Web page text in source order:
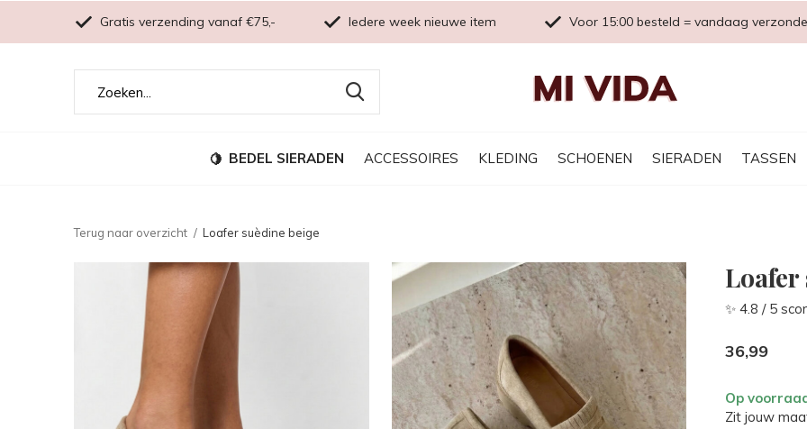
BEDEL SIERADEN ACCESSOIRES KLEDING SCHOENEN SIERADEN TASSEN
Gratis verzending vanaf €75,- Iedere week nieuwe item Voor 15:00 besteld = vandaag
Terug naar overzicht Loafer suèdine beige
Loafer
✨ 4.8 / 5
36,99
Op
Zit jouw